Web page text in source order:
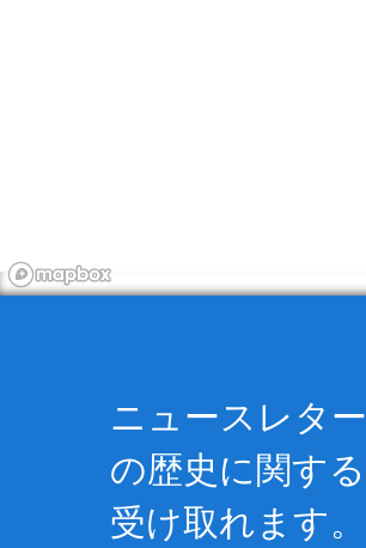
ニュースレタ
の歴史に関する
受け取れます。